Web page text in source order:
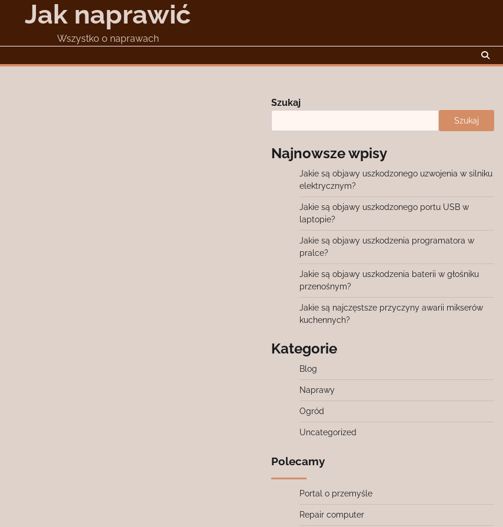
Jak naprawić
Wszystko o naprawach
Szukaj
Szukaj
Najnowsze wpisy
Jakie są objawy uszkodzonego uzwojenia w silniku
elektrycznym?
Jakie są objawy uszkodzonego portu USB w
laptopie?
Jakie są objawy uszkodzenia programatora w
pralce?
Jakie są objawy uszkodzenia baterii w głośniku
przenośnym?
Jakie są najczęstsze przyczyny awarii mikserów
kuchennych?
Kategorie
Blog
Naprawy
Ogród
Uncategorized
Polecamy
Portal o przemyśle
Repair computer